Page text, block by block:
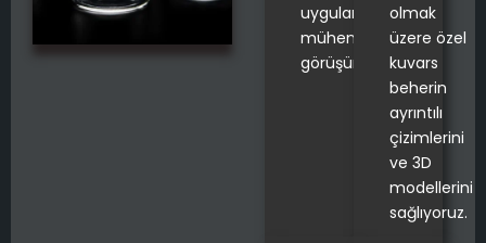
uygulamanızı
mühendislerimizle
görüşün.
olmak
üzere özel
kuvars
beherin
ayrıntılı
çizimlerini
ve 3D
modellerini
sağlıyoruz.